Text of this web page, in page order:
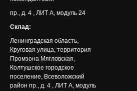
пр., д. 4 , ЛИТ А, модуль 24
Склад:
Ленинградская область,
Круговая улица, территория
Промзона Мягловская,
Колтушское городское
поселение, Всеволожский
район пр., д. 4 , ЛИТ А, модуль